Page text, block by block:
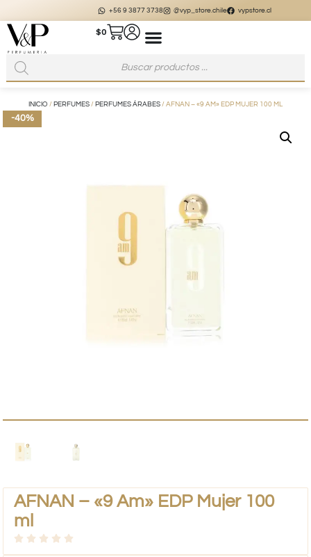
+56 9 3877 3738 @vyp_store.chile vypstore.cl
$0
INICIO / PERFUMES / PERFUMES ÁRABES / AFNAN – «9 AM» EDP MUJER 100 ML
-40%
AFNAN – «9 Am» EDP Mujer 100
ml